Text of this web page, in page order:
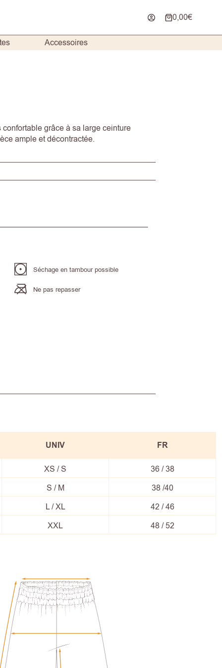
Panier
d’achat
0,00€
Accessoires
grâce à sa large ceinture
ample et décontractée.
Séchage en tambour possible
Ne pas repasser
UNIV FR
XS / S
36 / 38
S / M
38 /40
L / XL
42 / 46
XXL
48 / 52